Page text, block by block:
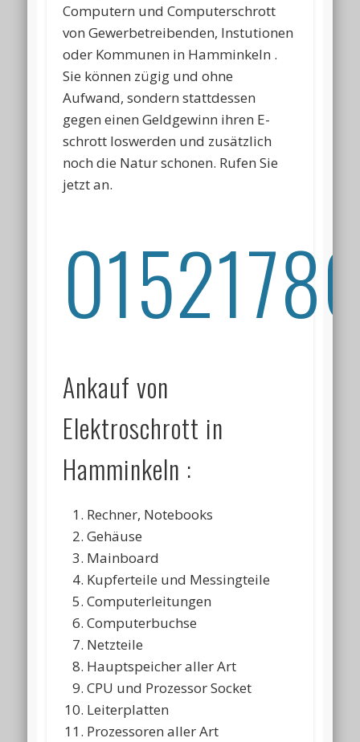
Computern und Computerschrott
von Gewerbetreibenden, Instutionen
oder Kommunen in Hamminkeln .
Sie können zügig und ohne
Aufwand, sondern stattdessen
gegen einen Geldgewinn ihren E-
schrott loswerden und zusätzlich
noch die Natur schonen. Rufen Sie
jetzt an.
Ankauf von
Elektroschrott in
Hamminkeln :
Rechner, Notebooks
Gehäuse
Mainboard
Kupferteile und Messingteile
Computerleitungen
Computerbuchse
Netzteile
Hauptspeicher aller Art
CPU und Prozessor Socket
Leiterplatten
Prozessoren aller Art